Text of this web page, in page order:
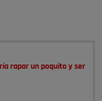
rapar un poquito y ser